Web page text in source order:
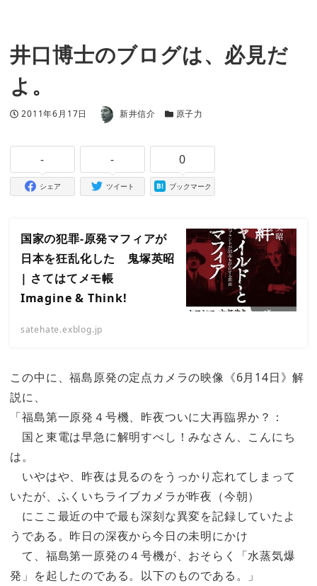
井口博士のブログは、必見だ
よ。
投稿日
2011年6月17日 著者 新井信介 カテゴリー
原子力
-
シェア
-
ツイート
0
ブックマーク
国家の犯罪‐原発マフィアが
日本を狂乱化した 鬼塚英昭
| さてはてメモ帳
Imagine & Think!
satehate.exblog.jp
この中に、福島原発の定点カメラの映像《6月14日》解
説に、
「福島第一原発４号機、昨夜ついに大再臨界か？：
国と東電は早急に解明すべし！みなさん、こんにち
は。
いやはや、昨夜は見るのをうっかり忘れてしまって
いたが、ふくいちライブカメラが昨夜（今朝）
にここ最近の中で最も深刻な異変を記録していたよ
うである。昨日の深夜から今日の未明にかけ
て、福島第一原発の４号機が、おそらく「水蒸気爆
発」を起したのである。以下のものである。」